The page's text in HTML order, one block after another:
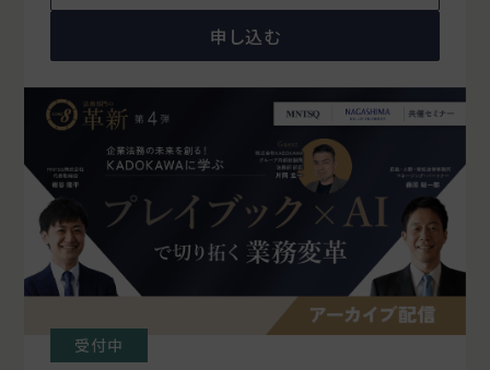
申し込む
受付中